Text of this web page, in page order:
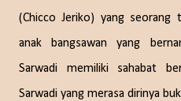
(Chicco Jeriko) yang seorang
anak bangsawan yang
Sarwadi memiliki sahabat
Sarwadi yang merasa dirinya